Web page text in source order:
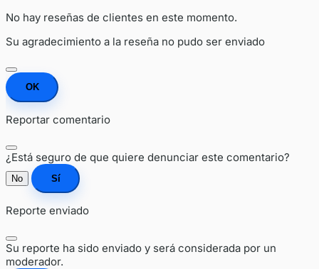
No hay reseñas de clientes en este momento.
Su agradecimiento a la reseña no pudo ser enviado
OK
Reportar comentario
¿Está seguro de que quiere denunciar este comentario?
No Sí
Reporte enviado
Su reporte ha sido enviado y será considerada por un
moderador.